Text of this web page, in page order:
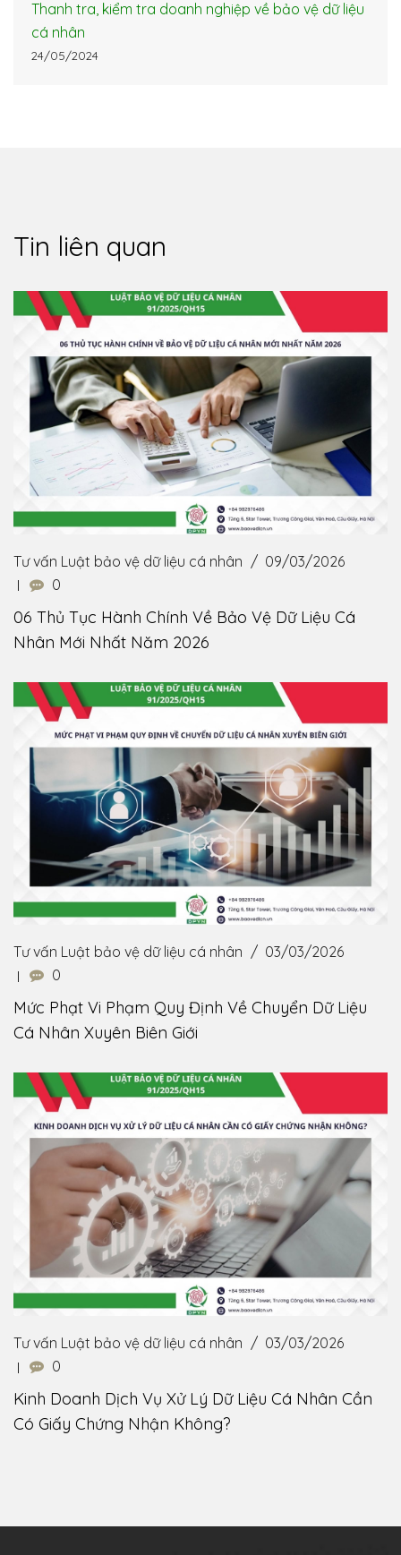
Thanh tra, kiểm tra doanh nghiệp về bảo vệ dữ liệu
cá nhân
24/05/2024
Tin liên quan
Tư vấn Luật bảo vệ dữ liệu cá nhân
09/03/2026
0
06 Thủ Tục Hành Chính Về Bảo Vệ Dữ Liệu Cá
Nhân Mới Nhất Năm 2026
Tư vấn Luật bảo vệ dữ liệu cá nhân
03/03/2026
0
Mức Phạt Vi Phạm Quy Định Về Chuyển Dữ Liệu
Cá Nhân Xuyên Biên Giới
Tư vấn Luật bảo vệ dữ liệu cá nhân
03/03/2026
0
Kinh Doanh Dịch Vụ Xử Lý Dữ Liệu Cá Nhân Cần
Có Giấy Chứng Nhận Không?